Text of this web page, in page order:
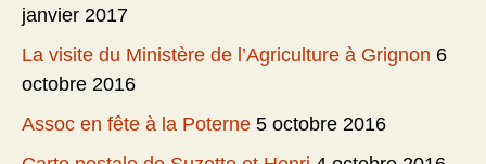
janvier 2017
La visite du Ministère de l’Agriculture à Grignon 6
octobre 2016
Assoc en fête à la Poterne 5 octobre 2016